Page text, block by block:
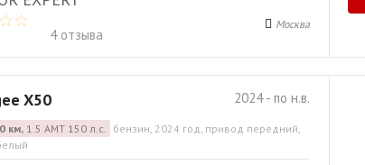
4 отзыва
Москва
2024 - по н.в.
X50
км,1.5 АМТ 150 л.с. бензин, 2024 год, привод передний,